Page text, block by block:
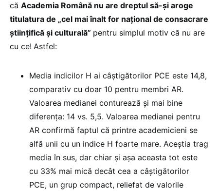
că Academia Română nu are dreptul să-și aroge
titulatura de „cel mai înalt for național de consacrare
științifică și culturală” pentru simplul motiv că nu are
cu ce! Astfel:
Media indicilor H ai câștigătorilor PCE este 14,8,
comparativ cu doar 10 pentru membri AR.
Valoarea medianei conturează și mai bine
diferența: 14 vs. 5,5. Valoarea medianei pentru
AR confirmă faptul că printre academicieni se
alfă unii cu un indice H foarte mare. Aceștia trag
media în sus, dar chiar și așa aceasta tot este
cu 33% mai mică decât cea a câștigătorilor
PCE, un grup compact, reliefat de valorile